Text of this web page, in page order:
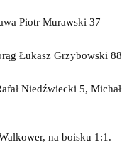
Piotr Murawski 37
Łukasz Grzybowski 88
Niedźwiecki 5, Michał
na boisku 1:1.